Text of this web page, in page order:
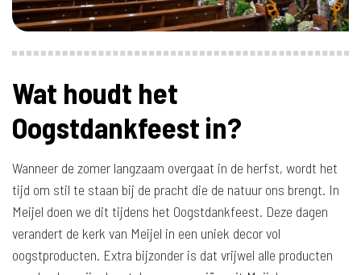
Wat houdt het
Oogstdankfeest in?
Wanneer de zomer langzaam overgaat in de herfst, wordt het
tijd om stil te staan bij de pracht die de natuur ons brengt. In
Meijel doen we dit tijdens het Oogstdankfeest. Deze dagen
verandert de kerk van Meijel in een uniek decor vol
oogstproducten. Extra bijzonder is dat vrijwel alle producten